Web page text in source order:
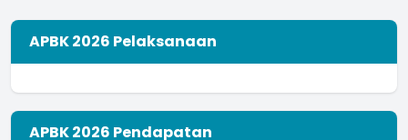
APBK 2026 Pelaksanaan
APBK 2026 Pendapatan